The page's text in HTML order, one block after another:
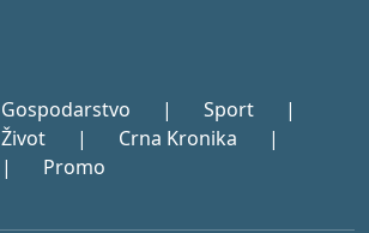
Gospodarstvo | Sport
|
Život | Crna Kronika
|
| Promo